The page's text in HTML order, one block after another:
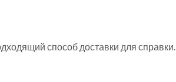
способ доставки для справки.